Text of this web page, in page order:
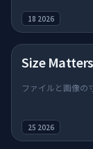
18 2026
Size Matters
ファイルと画像の
25 2026